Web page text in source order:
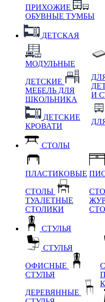
ПРИХОЖИЕ
ОБУВНЫЕ ТУМБЫ
ДЕТСКАЯ
МОДУЛЬНЫЕ
ДЕТСКИЕ
МЕБЕЛЬ ДЛЯ
ШКОЛЬНИКА
ДЕТСКИЕ
КРОВАТИ
И
СТОЛЫ
ПЛАСТИКОВЫЕ
СТОЛЫ
ТУАЛЕТНЫЕ
СТОЛИКИ
СТУЛЬЯ
СТУЛЬЯ
ОФИСНЫЕ
СТУЛЬЯ
ДЕРЕВЯННЫЕ